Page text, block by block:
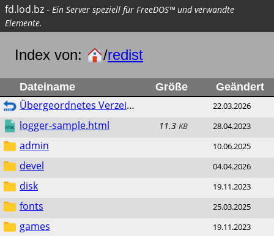
fd.lod.bz- Ein Server speziell für FreeDOS™ und verwandte
Elemente.
Index von: /redist
Dateiname Größe Geändert
Übergeordnetes Verzeichnis 22.03.2026
logger-sample.html 11.3 KB 28.04.2023
admin 10.06.2025
devel 04.04.2026
disk 19.11.2023
fonts 25.03.2025
games 19.11.2023